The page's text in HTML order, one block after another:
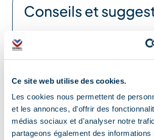
Ce site web utilise des cookies.
Les cookies nous permettent de
et les annonces, d'offrir des
médias sociaux et d'analyser notre
partageons également des
Conseils et
Retrouvez notre guide rando
facile à difficile – en vente dans
Offices de Tourisme
Localisation